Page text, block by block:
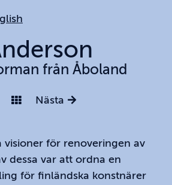
från Åboland
Nästa
visioner för renoveringen av
dessa var att ordna en
för finländska konstnärer